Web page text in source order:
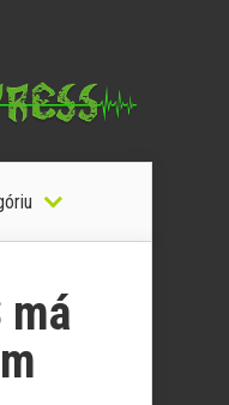
má